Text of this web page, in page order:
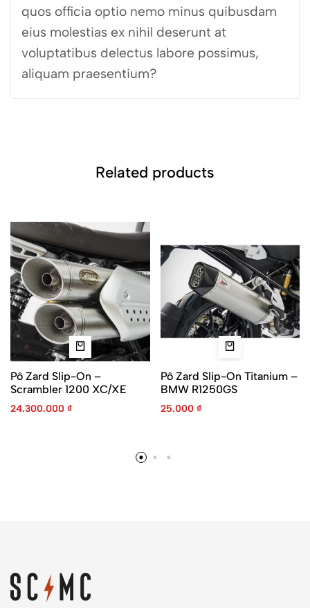
quos officia optio nemo minus quibusdam
eius molestias ex nihil deserunt at
voluptatibus delectus labore possimus,
aliquam praesentium?
Related products
Pô Zard Slip-On –
Scrambler 1200 XC/XE
24.300.000 ₫
Pô Zard Slip-On Titanium –
BMW R1250GS
25.000 ₫